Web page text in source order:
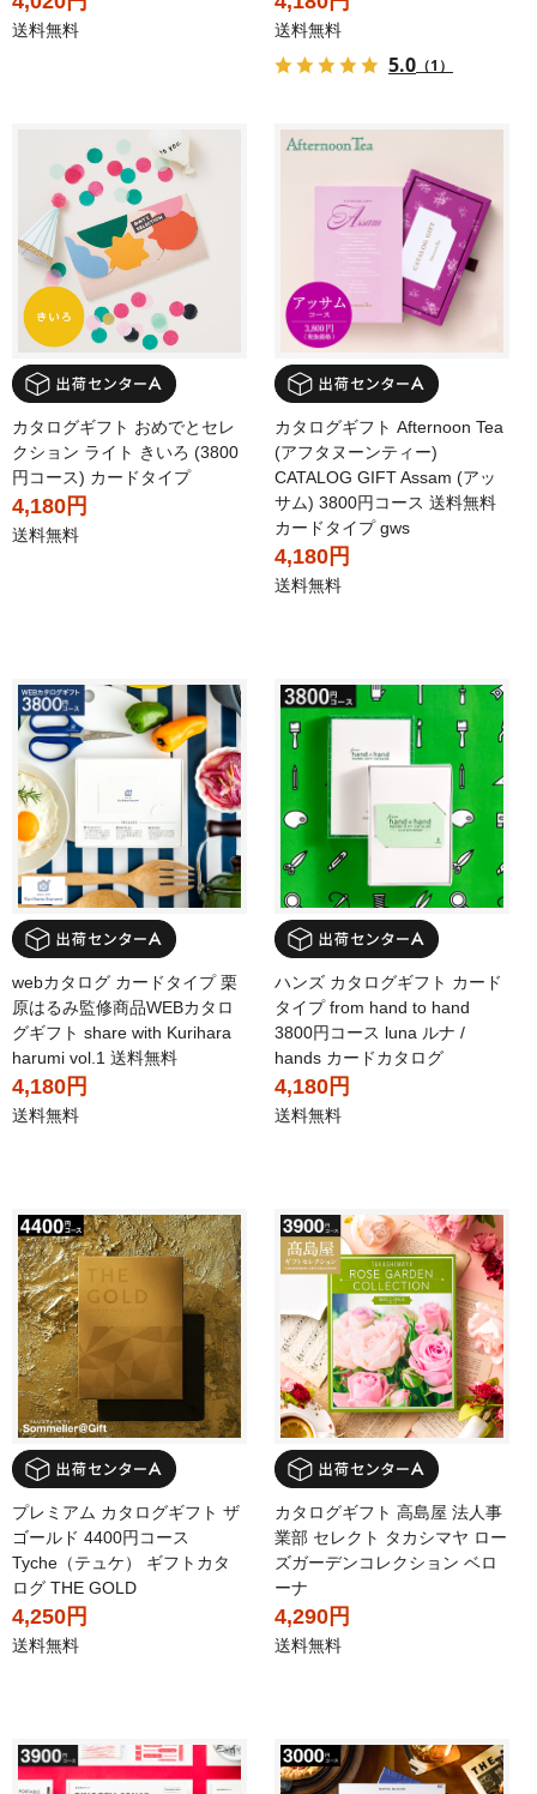
送料無料 送料無料
5.0 （1）
カタログギフト おめでとセレ
クション ライト きいろ (3800
円コース) カードタイプ
4,180円
送料無料
カタログギフト Afternoon Tea
(アフタヌーンティー)
CATALOG GIFT Assam (アッ
サム) 3800円コース 送料無料
カードタイプ gws
4,180円
送料無料
webカタログ カードタイプ 栗
原はるみ監修商品WEBカタロ
グギフト share with Kurihara
harumi vol.1 送料無料
4,180円
送料無料
ハンズ カタログギフト カード
タイプ from hand to hand
3800円コース luna ルナ /
hands カードカタログ
4,180円
送料無料
プレミアム カタログギフト ザ
ゴールド 4400円コース
Tyche（テュケ） ギフトカタ
ログ THE GOLD
4,250円
送料無料
カタログギフト 高島屋 法人事
業部 セレクト タカシマヤ ロー
ズガーデンコレクション ベロ
ーナ
4,290円
送料無料